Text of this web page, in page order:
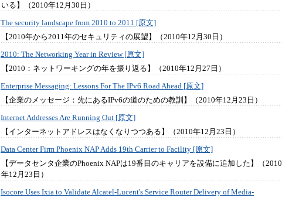
いる】（2010年12月30日）
The security landscape from 2010 to 2011 [原文]
【2010年から2011年のセキュリティの展望】（2010年12月30日）
2010: The Networking Year in Review [原文]
【2010：ネットワーキングの年を振り返る】（2010年12月27日）
Enterprise Messaging: Lessons For The IPv6 Road Ahead [原文]
【企業のメッセージ：先にあるIPv6の道のための教訓】（2010年12月23日）
Internet Addresses Are Running Out [原文]
【インターネットアドレスはなくなりつつある】（2010年12月23日）
Data Center Firm Phoenix NAP Adds 19th Carrier to Facility [原文]
【データセンタ企業のPhoenix NAPは19番目のキャリアを設備に追加した】（2010
年12月23日）
Isocore Uses Ixia to Validate Alcatel-Lucent's Service Router Delivery of Media-